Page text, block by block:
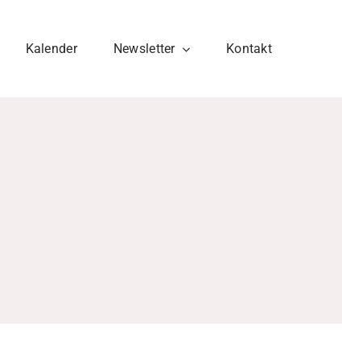
Kalender Newsletter Kontakt